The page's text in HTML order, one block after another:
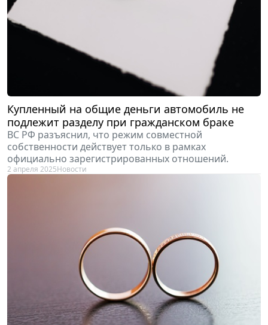
Купленный на общие деньги автомобиль не
подлежит разделу при гражданском браке
ВС РФ разъяснил, что режим совместной
собственности действует только в рамках
официально зарегистрированных отношений.
2 апреля 2025Новости